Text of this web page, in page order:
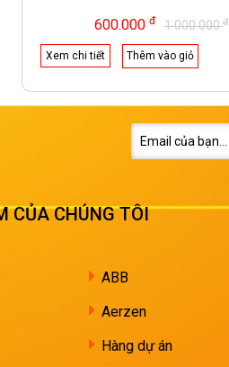
600.000đ 1.000.000đ
Xem chi tiết Thêm vào giỏ
CỦA CHÚNG TÔI
ABB
Aerzen
Hàng dự án